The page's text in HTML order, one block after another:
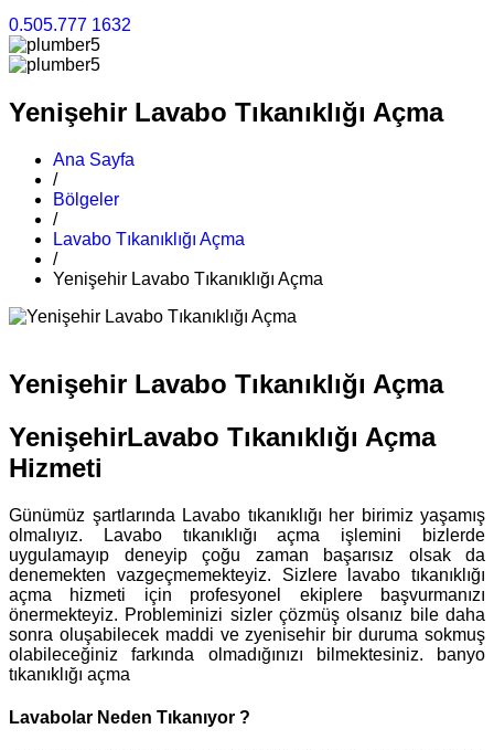
0.505.777 1632
Yenişehir Lavabo Tıkanıklığı Açma
Ana Sayfa
/
Bölgeler
/
Lavabo Tıkanıklığı Açma
/
Yenişehir Lavabo Tıkanıklığı Açma
Yenişehir Lavabo Tıkanıklığı Açma
YenişehirLavabo Tıkanıklığı Açma
Hizmeti
Günümüz şartlarında Lavabo tıkanıklığı her birimiz yaşamış
olmalıyız. Lavabo tıkanıklığı açma işlemini bizlerde
uygulamayıp deneyip çoğu zaman başarısız olsak da
denemekten vazgeçmemekteyiz. Sizlere lavabo tıkanıklığı
açma hizmeti için profesyonel ekiplere başvurmanızı
önermekteyiz. Probleminizi sizler çözmüş olsanız bile daha
sonra oluşabilecek maddi ve zyenisehir bir duruma sokmuş
olabileceğiniz farkında olmadığınızı bilmektesiniz. banyo
tıkanıklığı açma
Lavabolar Neden Tıkanıyor ?